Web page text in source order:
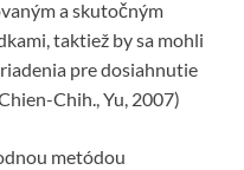
a skutočným
taktiež by sa mohli
pre dosiahnutie
Chih., Yu, 2007)
metódou